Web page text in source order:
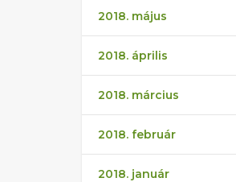
2018. május
2018. április
2018. március
2018. február
2018. január